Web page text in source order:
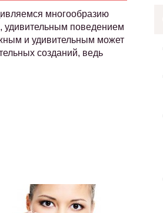
многообразию
поведением
и удивительным может
созданий, ведь